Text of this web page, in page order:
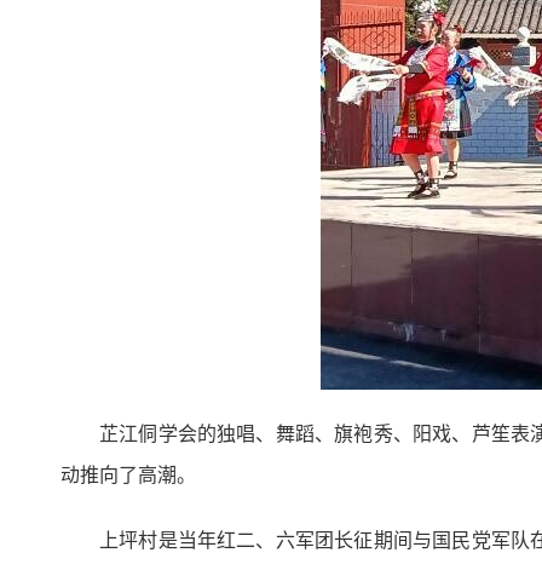
芷江侗学会的独唱、舞蹈、旗袍秀、阳戏、芦笙
动推向了高潮。
上坪村是当年红二、六军团长征期间与国民党军